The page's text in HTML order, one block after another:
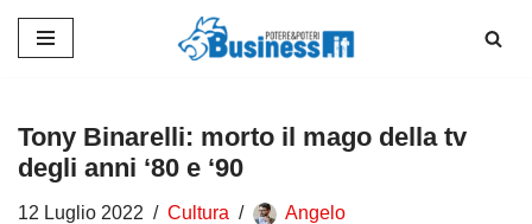
contenuto
Tony Binarelli: morto il mago della tv
degli anni ‘80 e ‘90
12 Luglio 2022 Cultura Angelo